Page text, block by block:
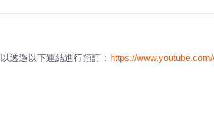
透過以下連結進行預訂： https://